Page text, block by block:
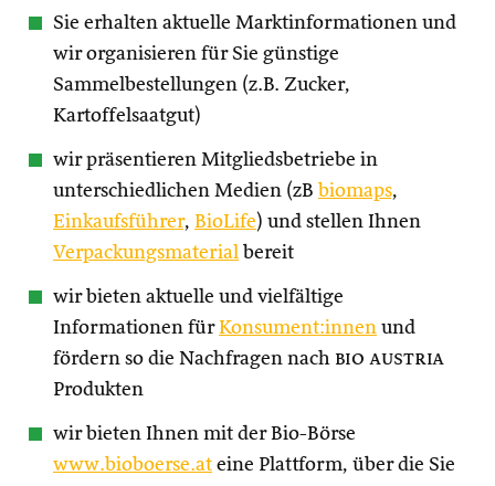
Sie erhalten aktuelle Marktinformationen und
wir organisieren für Sie günstige
Sammelbestellungen (z.B. Zucker,
Kartoffelsaatgut)
wir präsentieren Mitgliedsbetriebe in
unterschiedlichen Medien (zB biomaps,
Einkaufsführer, BioLife) und stellen Ihnen
Verpackungsmaterial bereit
wir bieten aktuelle und vielfältige
Informationen fürKonsument:innen und
fördern so die Nachfragen nach bio austria
Produkten
wir bieten Ihnen mit der Bio-Börse
www.bioboerse.at eine Plattform, über die Sie